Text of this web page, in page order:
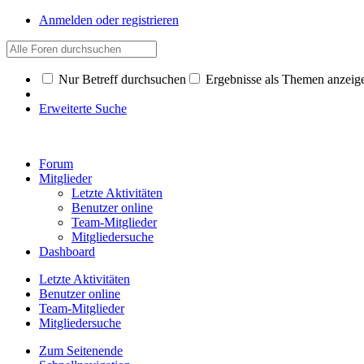
Anmelden oder registrieren
Nur Betreff durchsuchen Ergebnisse als Themen
Erweiterte Suche
Forum
Mitglieder
Letzte Aktivitäten
Benutzer online
Team-Mitglieder
Mitgliedersuche
Dashboard
Letzte Aktivitäten
Benutzer online
Team-Mitglieder
Mitgliedersuche
Zum Seitenende